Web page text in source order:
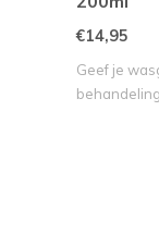
€14,95
Geef je